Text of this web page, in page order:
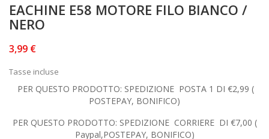
EACHINE E58 MOTORE FILO BIANCO /
NERO
3,99 €
Tasse incluse
PER QUESTO PRODOTTO: SPEDIZIONE POSTA 1 DI €2,99 (
POSTEPAY, BONIFICO)
PER QUESTO PRODOTTO: SPEDIZIONE CORRIERE DI €7,00 (
Paypal,POSTEPAY, BONIFICO)